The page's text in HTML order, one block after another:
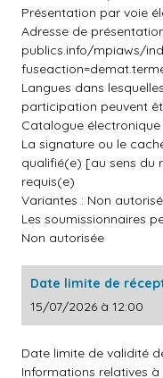
Présentation par voie
Adresse de
publics.info/mpiaws/
Langues dans
participation peuvent
Catalogue
La signature ou le
qualifié(e) [au sens du
requis(e)
Variantes : Non
Les soumissionnaires
Non autorisée
Date limite de
15/07/2026 à 12:00
Date limite de validité
Informations relatives